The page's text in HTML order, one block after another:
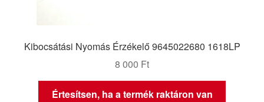
Kibocsátási Nyomás Érzékelő 9645022680 1618LP
8 000 Ft
Értesítsen, ha a termék raktáron van